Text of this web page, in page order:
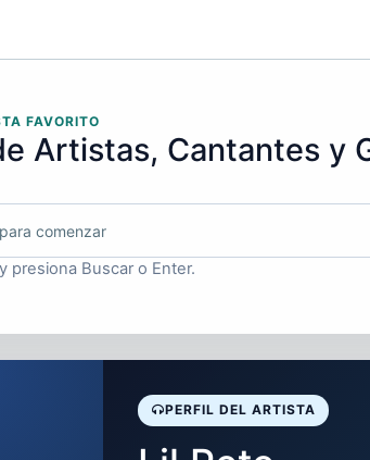
FAVORITO
Artistas, Cantantes y
presiona Buscar o Enter.
PERFIL DEL ARTISTA